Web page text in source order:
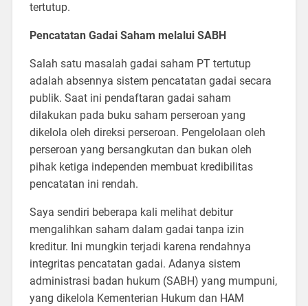
tertutup.
Pencatatan Gadai Saham melalui SABH
Salah satu masalah gadai saham PT tertutup
adalah absennya sistem pencatatan gadai secara
publik. Saat ini pendaftaran gadai saham
dilakukan pada buku saham perseroan yang
dikelola oleh direksi perseroan. Pengelolaan oleh
perseroan yang bersangkutan dan bukan oleh
pihak ketiga independen membuat kredibilitas
pencatatan ini rendah.
Saya sendiri beberapa kali melihat debitur
mengalihkan saham dalam gadai tanpa izin
kreditur. Ini mungkin terjadi karena rendahnya
integritas pencatatan gadai. Adanya sistem
administrasi badan hukum (SABH) yang mumpuni,
yang dikelola Kementerian Hukum dan HAM